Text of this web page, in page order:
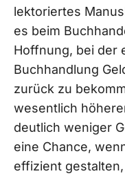
lektoriertes
es beim
Hoffnung, bei der
Buchhandlung
zurück zu
wesentlich
deutlich weniger
eine Chance,
effizient